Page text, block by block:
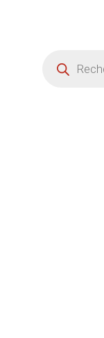
produits